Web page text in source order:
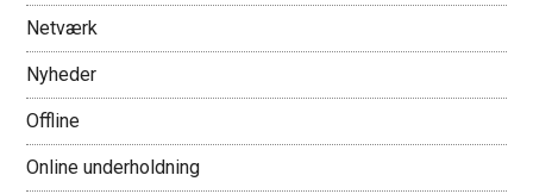
Netværk
Nyheder
Offline
Online underholdning